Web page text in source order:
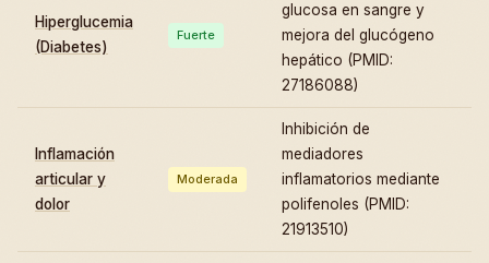
Hiperglucemia
(Diabetes)
Fuerte
glucosa en sangre y
mejora del glucógeno
hepático (PMID:
27186088)
Inflamación
articular y
dolor
Moderada
Inhibición de
mediadores
inflamatorios mediante
polifenoles (PMID:
21913510)